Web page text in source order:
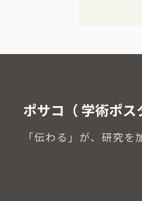
ポサコ（ 学術ポス
「伝わる」が、研究を